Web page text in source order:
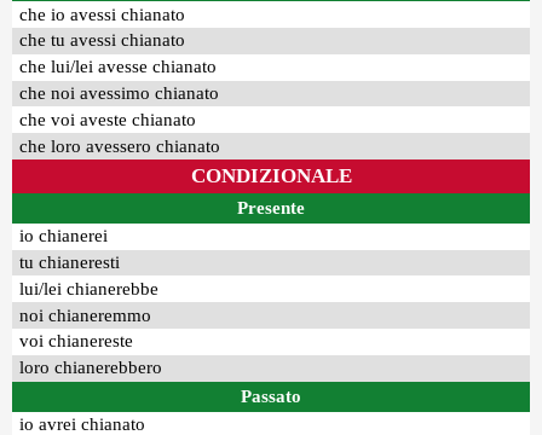
che io avessi chianato
che tu avessi chianato
che lui/lei avesse chianato
che noi avessimo chianato
che voi aveste chianato
che loro avessero chianato
CONDIZIONALE
Presente
io chianerei
tu chianeresti
lui/lei chianerebbe
noi chianeremmo
voi chianereste
loro chianerebbero
Passato
io avrei chianato